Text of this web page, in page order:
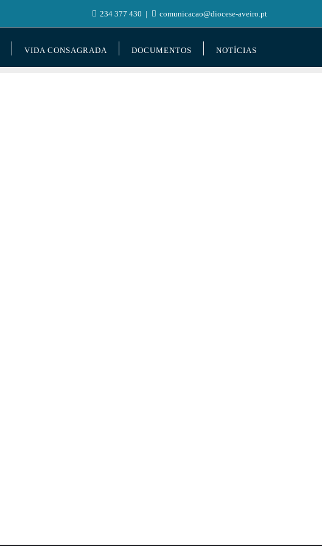
234 377 430 comunicacao@diocese-aveiro.pt
VIDA CONSAGRADA DOCUMENTOS NOTÍCIAS